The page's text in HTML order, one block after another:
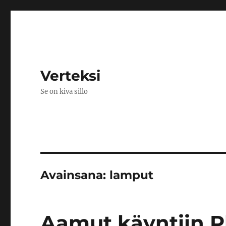
Verteksi
Se on kiva sillo
Avainsana: lamput